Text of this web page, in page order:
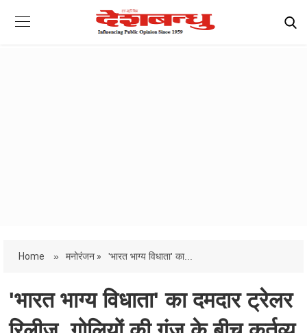
Home » मनोरंजन » 'भारत भाग्य विधाता' का...
'भारत भाग्य विधाता' का दमदार ट्रेलर